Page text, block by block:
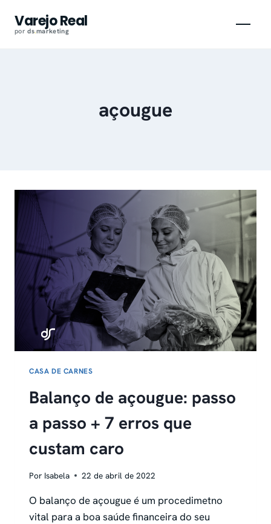
paraVarejo Real
pords.marketing
açougue
CASA DE CARNES
Balanço de açougue: passo
a passo + 7 erros que
custam caro
Por Isabela 22 de abril de 2022
O balanço de açougue é um procedimetno
vital para a boa saúde financeira do seu